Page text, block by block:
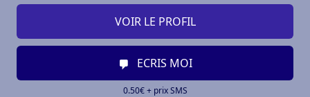
VOIR LE PROFIL
ECRIS MOI
0.50€ + prix SMS